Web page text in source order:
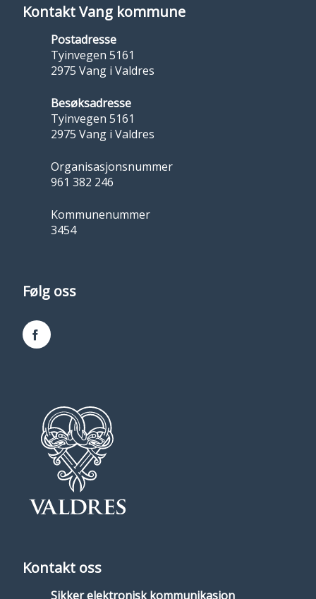
Kontakt Vang kommune
Postadresse
Tyinvegen 5161
2975 Vang i Valdres
Besøksadresse
Tyinvegen 5161
2975 Vang i Valdres
Organisasjonsnummer
961 382 246
Kommunenummer
3454
Følg oss
Facebook
Kontakt oss
Sikker elektronisk kommunikasjon